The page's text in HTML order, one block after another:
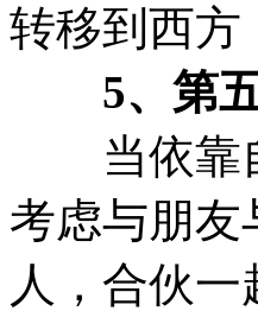
转移到西方
5、第五
当依靠自
考虑与朋友
人，合伙